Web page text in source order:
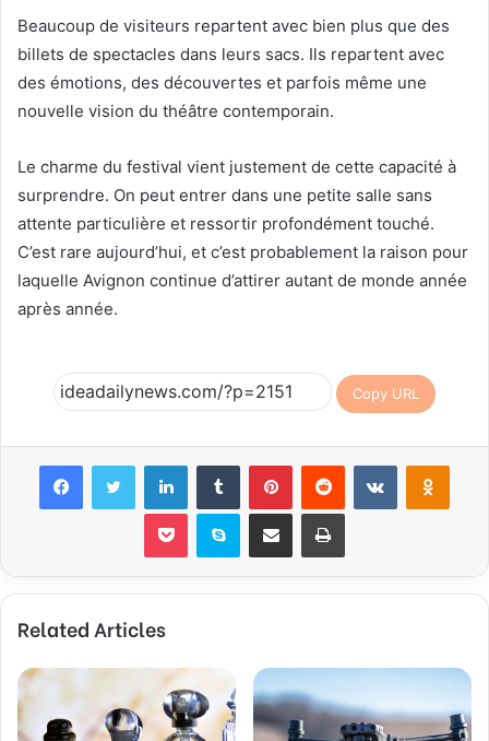
Beaucoup de visiteurs repartent avec bien plus que des
billets de spectacles dans leurs sacs. Ils repartent avec
des émotions, des découvertes et parfois même une
nouvelle vision du théâtre contemporain.
Le charme du festival vient justement de cette capacité à
surprendre. On peut entrer dans une petite salle sans
attente particulière et ressortir profondément touché.
C’est rare aujourd’hui, et c’est probablement la raison pour
laquelle Avignon continue d’attirer autant de monde année
après année.
Copy URL
FacebookTwitter LinkedInTumblr PinterestReddit VKontakte
Pocket Skype Share via Email Print
Related Articles